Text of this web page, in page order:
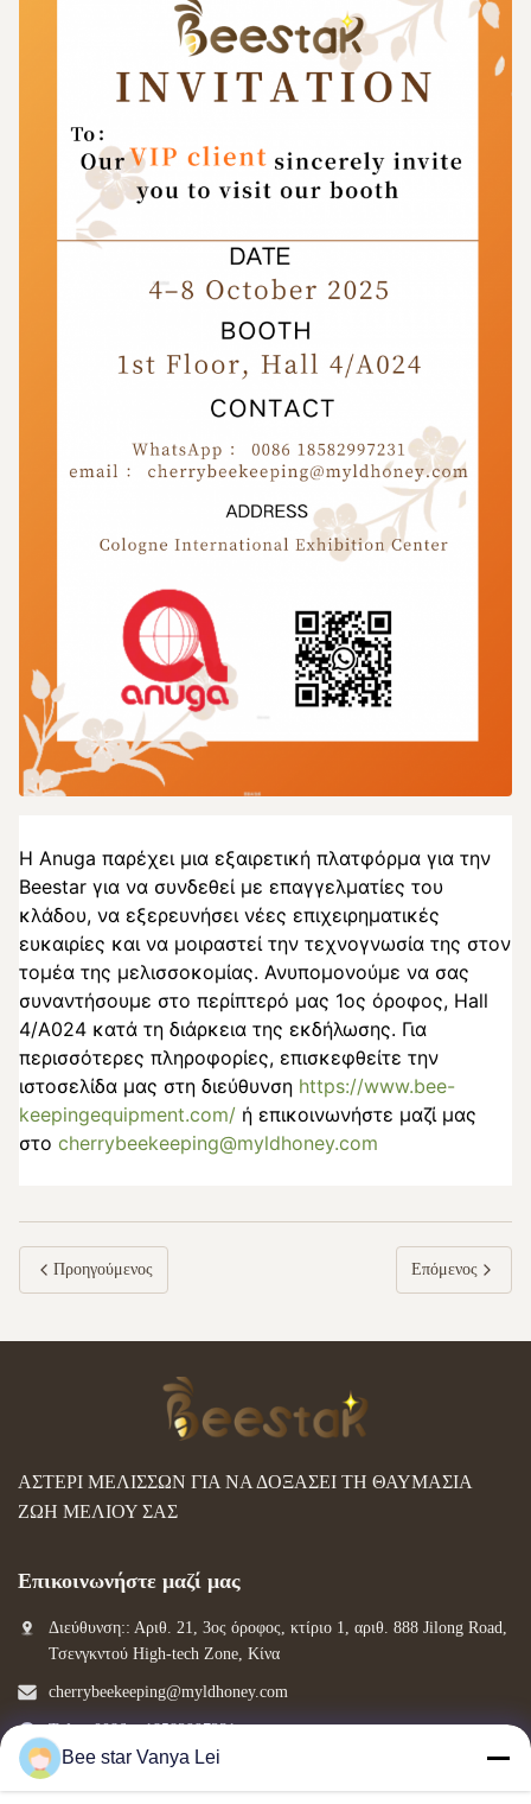
Η Anuga παρέχει μια εξαιρετική πλατφόρμα για την
Beestar για να συνδεθεί με επαγγελματίες του
κλάδου, να εξερευνήσει νέες επιχειρηματικές
ευκαιρίες και να μοιραστεί την τεχνογνωσία της στον
τομέα της μελισσοκομίας. Ανυπομονούμε να σας
συναντήσουμε στο περίπτερό μας 1ος όροφος, Hall
4/A024 κατά τη διάρκεια της εκδήλωσης. Για
περισσότερες πληροφορίες, επισκεφθείτε την
ιστοσελίδα μας στη διεύθυνση https://www.bee-
keepingequipment.com/ ή επικοινωνήστε μαζί μας
στο cherrybeekeeping@myldhoney.com
Προηγούμενος Επόμενος
ΑΣΤΕΡΙ ΜΕΛΙΣΣΩΝ ΓΙΑ ΝΑ ΔΟΞΑΣΕΙ ΤΗ ΘΑΥΜΑΣΙΑ
ΖΩΗ ΜΕΛΙΟΥ ΣΑΣ
Επικοινωνήστε μαζί μας
Διεύθυνση:: Αριθ. 21, 3ος όροφος, κτίριο 1, αριθ. 888 Jilong Road,
Τσενγκντού High-tech Zone, Κίνα
cherrybeekeeping@myldhoney.com
Τηλ.:: 0086---18582997231
Bee star Vanya Lei